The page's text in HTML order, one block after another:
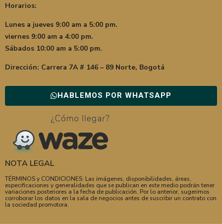
Horarios:
Lunes a jueves 9:00 am a 5:00 pm.
viernes 9:00 am a 4:00 pm.
Sábados 10:00 am a 5:00 pm.
Dirección: Carrera 7A # 146 – 89 Norte, Bogotá
HABLEMOS POR WHATSAPP
NOTA LEGAL
TÉRMINOS y CONDICIONES: Las imágenes, disponibilidades, áreas,
especificaciones y generalidades que se publican en este medio podrán tener
variaciones posteriores a la fecha de publicación. Por lo anterior, sugerimos
corroborar los datos en la sala de negocios antes de suscribir un contrato con
la sociedad promotora.